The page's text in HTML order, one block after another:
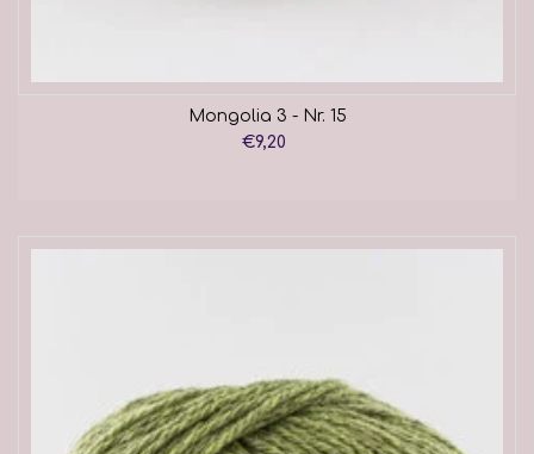
Mongolia 3 - Nr. 15
€9,20